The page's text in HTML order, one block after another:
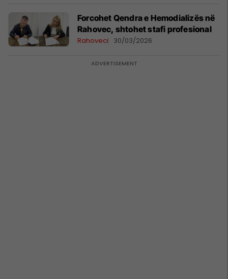
Forcohet Qendra e Hemodializës në
Rahovec, shtohet stafi profesional
Rahoveci 30/03/2026